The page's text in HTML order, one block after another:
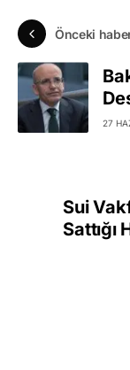
Önceki
27
Sui
Sattığı